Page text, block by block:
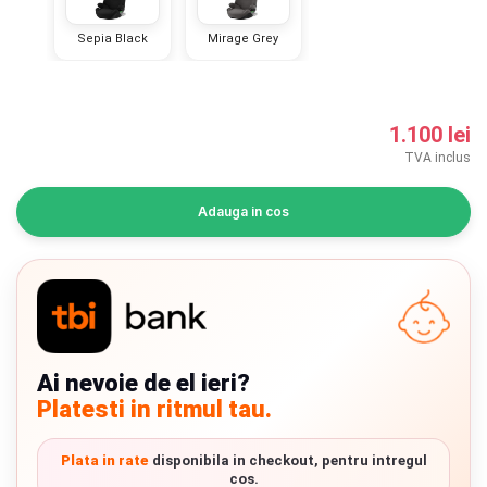
INGRIJIRE PERSONALA
Regulament giveaway
Showroom
Depozit
Sepia Black Mirage Grey
1.100 lei
TVA inclus
Adauga in cos
Ai nevoie de el ieri?
Platesti in ritmul tau.
Plata in ratedisponibila in checkout, pentru intregul
cos.
Chrome cu detalii negre
Verde cu detalii negre